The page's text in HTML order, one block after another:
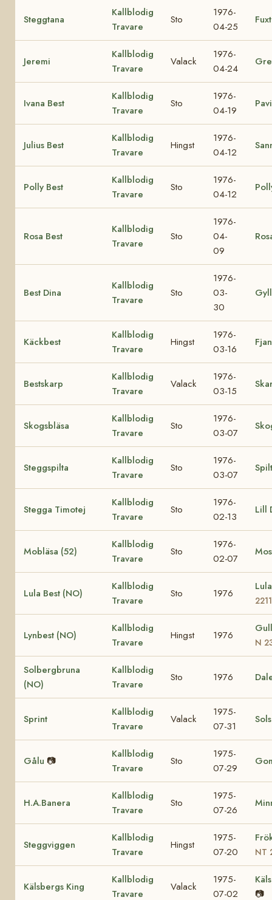
Steggtana
Kallblodig
Travare
Sto
1976-
04-25
Jeremi
Kallblodig
Travare
Valack
1976-
04-24
Ivana Best
Kallblodig
Travare
Sto
1976-
04-19
Julius Best
Kallblodig
Travare
Hingst
1976-
04-12
Polly Best
Kallblodig
Travare
Sto
1976-
04-12
Rosa Best
Kallblodig
Travare
Sto
1976-
04-
09
Best Dina
Kallblodig
Travare
Sto
1976-
03-
30
Käckbest
Kallblodig
Travare
Hingst
1976-
03-16
Bestskarp
Kallblodig
Travare
Valack
1976-
03-15
Skogsbläsa
Kallblodig
Travare
Sto
1976-
03-07
Steggspilta
Kallblodig
Travare
Sto
1976-
03-07
Stegga Timotej
Kallblodig
Travare
Sto
1976-
02-13
Lill
Mobläsa (52)
Kallblodig
Travare
Sto
1976-
02-07
Lula Best (NO)
Kallblodig
Travare
Sto 1976
Lynbest (NO)
Kallblodig
Travare
Hingst 1976
N
Solbergbruna
(NO)
Kallblodig
Travare
Sto 1976
Sprint
Kallblodig
Travare
Valack
1975-
07-31
Gålu 📷
Kallblodig
Travare
Sto
1975-
07-29
H.A.Banera
Kallblodig
Travare
Sto
1975-
07-26
Steggviggen
Kallblodig
Travare
Hingst
1975-
07-20
NT
Kälsbergs King
Kallblodig
Travare
Valack
1975-
07-02
📷